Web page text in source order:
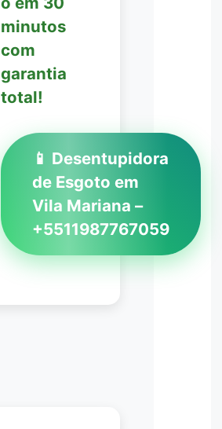
minutos
com
garantia
total!
📱 Desentupidora
de Esgoto em
Vila Mariana –
+5511987767059